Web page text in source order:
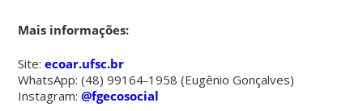
Mais informações:
Site:ecoar.ufsc.br
WhatsApp: (48) 99164-1958 (Eugênio Gonçalves)
Instagram:@fgecosocial